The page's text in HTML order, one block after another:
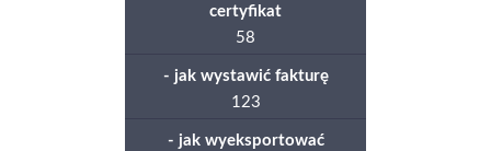
certyfikat
58
- jak wystawić fakturę
123
- jak wyeksportować